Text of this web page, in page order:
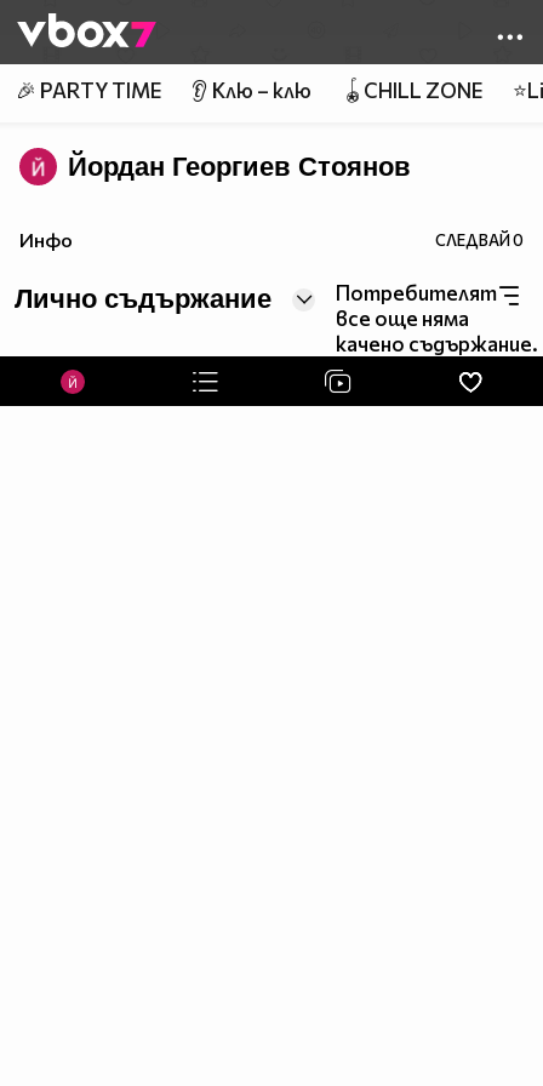
👾
🎉 PARTY TIME 👂 Клю – клю 🪀CHILL ZONE
Йордан Георгиев Стоянов
Инфо СЛЕДВАЙ0
Лично съдържание
Потребителят
все още няма
качено съдържание.